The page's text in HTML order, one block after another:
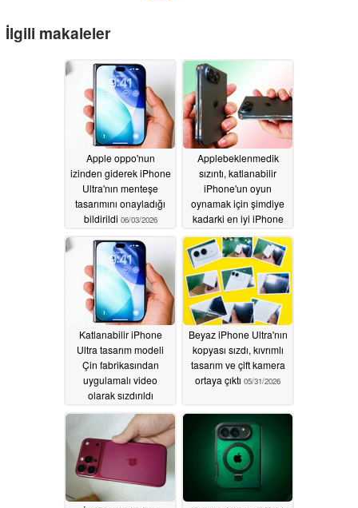
İlgili makaleler
Apple oppo'nun
izinden giderek iPhone
Ultra'nın menteşe
tasarımını onayladığı
bildirildi 06/03/2026
Applebeklenmedik
sızıntı, katlanabilir
iPhone'un oyun
oynamak için şimdiye
kadarki en iyi iPhone
koydu06/02/2026
Katlanabilir iPhone
Ultra tasarım modeli
Çin fabrikasından
uygulamalı video
olarak sızdırıldı
06/01/2026
Beyaz iPhone Ultra'nın
kopyası sızdı, kıvrımlı
tasarım ve çift kamera
ortaya çıktı 05/31/2026